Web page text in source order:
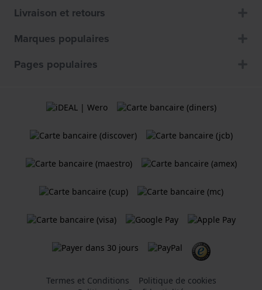
Livraison et retours
Marques populaires
Pages populaires
Termes et Conditions
Politique de cookies